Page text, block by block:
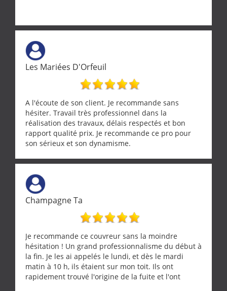
Les Mariées D'Orfeuil
A l'écoute de son client. Je recommande sans
hésiter. Travail très professionnel dans la
réalisation des travaux, délais respectés et bon
rapport qualité prix. Je recommande ce pro pour
son sérieux et son dynamisme.
Champagne Ta
Je recommande ce couvreur sans la moindre
hésitation ! Un grand professionnalisme du début à
la fin. Je les ai appelés le lundi, et dès le mardi
matin à 10 h, ils étaient sur mon toit. Ils ont
rapidement trouvé l'origine de la fuite et l'ont